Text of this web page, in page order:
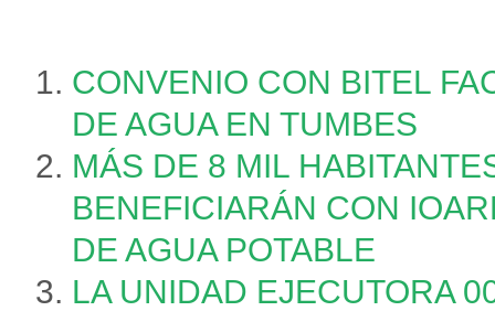
CONVENIO CON BITEL
DE AGUA EN TUMBES
MÁS DE 8 MIL
BENEFICIARÁN CON
DE AGUA POTABLE
LA UNIDAD EJECUTORA